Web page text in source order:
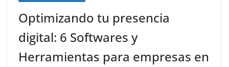
Optimizando tu presencia
digital: 6 Softwares y
Herramientas para empresas en